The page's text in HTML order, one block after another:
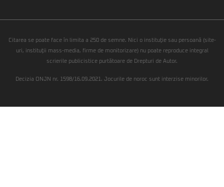
Citarea se poate face în limita a 250 de semne. Nici o instituţie sau persoană (site-
uri, instituţii mass-media, firme de monitorizare) nu poate reproduce integral
scrierile publicistice purtătoare de Drepturi de Autor.
Decizia ONJN nr. 1598/16.09.2021. Jocurile de noroc sunt interzise minorilor.